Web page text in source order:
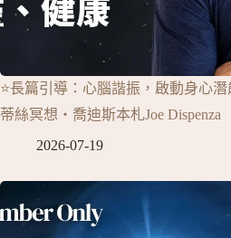
⭐長篇引導：心腦諧振，啟動身心
蒂絲冥想‧喬迪斯本札Joe Dispenza
2026-07-19